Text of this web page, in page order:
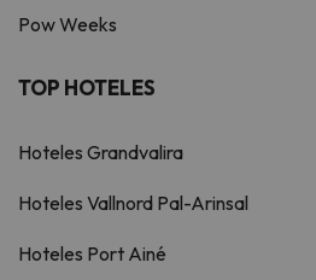
Pow Weeks
TOP HOTELES
Hoteles Grandvalira
Hoteles Vallnord Pal-Arinsal
Hoteles Port Ainé